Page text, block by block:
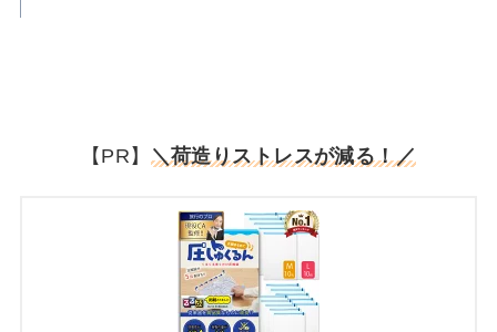
【PR】 ＼荷造りストレスが減る！／